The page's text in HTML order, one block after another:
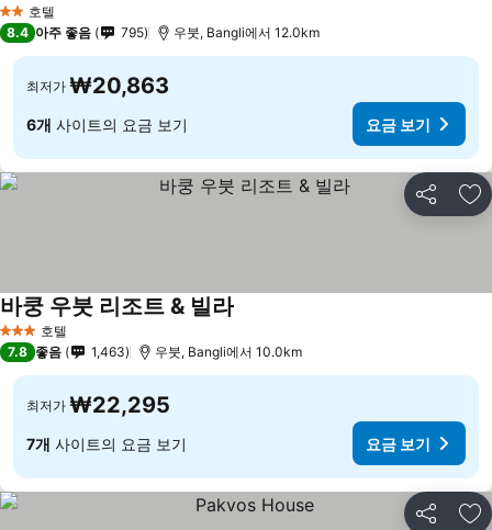
2 성급호텔
8.4 아주 좋음 795 우붓, Bangli에서 12.0km
최저가 ₩20,863
6개 사이트의 요금 보기 요금 보기
공유 즐
3 성급 호텔
바쿵 우붓 리조트 & 빌라
7.8 좋음 1,463 우붓, Bangli에서 10.0km
최저가 ₩22,295
7개 사이트의 요금 보기 요금 보기
공유 즐